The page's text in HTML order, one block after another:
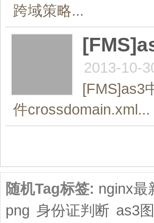
跨域策略...
2013-10-
[FMS]as3
件crossdomain.xml...
随机Tag标签: nginx最
png 身份证判断 as3